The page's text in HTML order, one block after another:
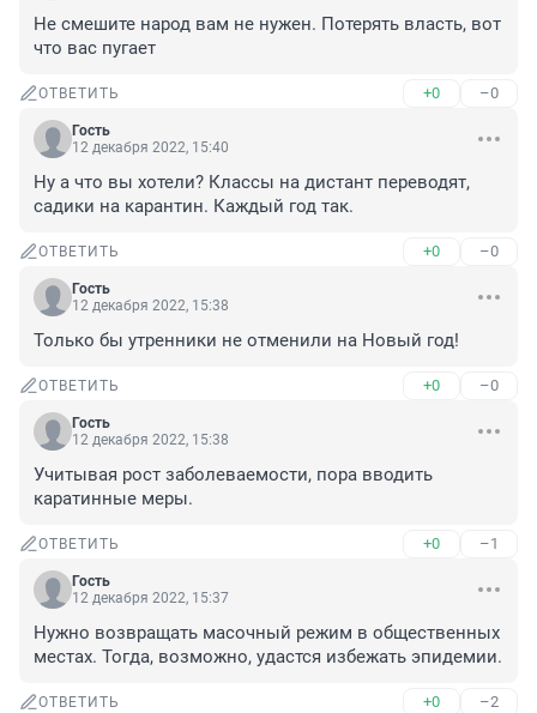
Не смешите народ вам не нужен. Потерять власть, вот
что вас пугает
ОТВЕТИТЬ +0 –0
Гость
12 декабря 2022, 15:40
Ну а что вы хотели? Классы на дистант переводят,
садики на карантин. Каждый год так.
ОТВЕТИТЬ +0 –0
Гость
12 декабря 2022, 15:38
Только бы утренники не отменили на Новый год!
ОТВЕТИТЬ +0 –0
Гость
12 декабря 2022, 15:38
Учитывая рост заболеваемости, пора вводить
каратинные меры.
ОТВЕТИТЬ +0 –1
Гость
12 декабря 2022, 15:37
Нужно возвращать масочный режим в общественных
местах. Тогда, возможно, удастся избежать эпидемии.
ОТВЕТИТЬ +0 –2